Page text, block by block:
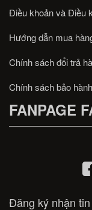
Điều khoản và Điều
Hướng dẫn mua
Chính sách đổi trả
Chính sách bảo hành
FANPAGE
Đăng ký nhận